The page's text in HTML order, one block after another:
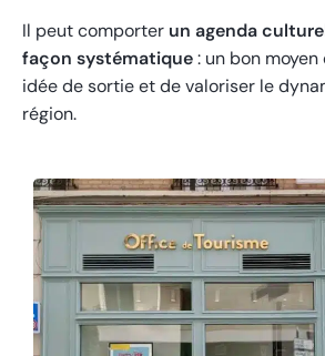
Il peut comporter un agenda
façon systématique: un bon
idée de sortie et de valoriser le
région.